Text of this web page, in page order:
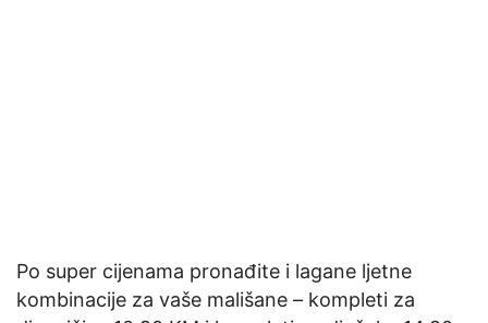
Po super cijenama pronađite i lagane ljetne
kombinacije za vaše mališane – kompleti za